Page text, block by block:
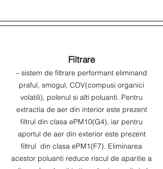
Filtrare
– sistem de filtrare performant eliminand
praful, smogul, COV(compusi organici
volatili), polenul si alti poluanti. Pentru
extractia de aer din interior este prezent
filtrul din clasa ePM10(G4), iar pentru
aportul de aer din exterior este prezent
filtrul din clasa ePM1(F7). Eliminarea
acestor poluanti reduce riscul de aparitie a